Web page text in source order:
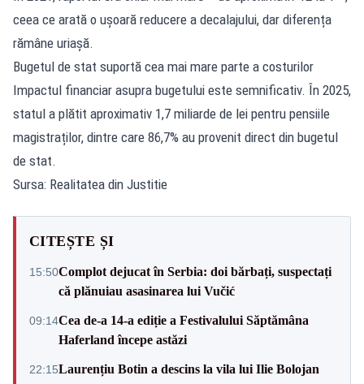
ceea ce arată o ușoară reducere a decalajului, dar diferența
rămâne uriașă.
Bugetul de stat suportă cea mai mare parte a costurilor
Impactul financiar asupra bugetului este semnificativ. În 2025,
statul a plătit aproximativ 1,7 miliarde de lei pentru pensiile
magistraților, dintre care 86,7% au provenit direct din bugetul
de stat.
Sursa: Realitatea din Justitie
CITEȘTE ȘI
15:50Complot dejucat în Serbia: doi bărbați, suspectați
că plănuiau asasinarea lui Vučić
09:14Cea de-a 14-a ediție a Festivalului Săptămâna
Haferland începe astăzi
22:15Laurențiu Botin a descins la vila lui Ilie Bolojan